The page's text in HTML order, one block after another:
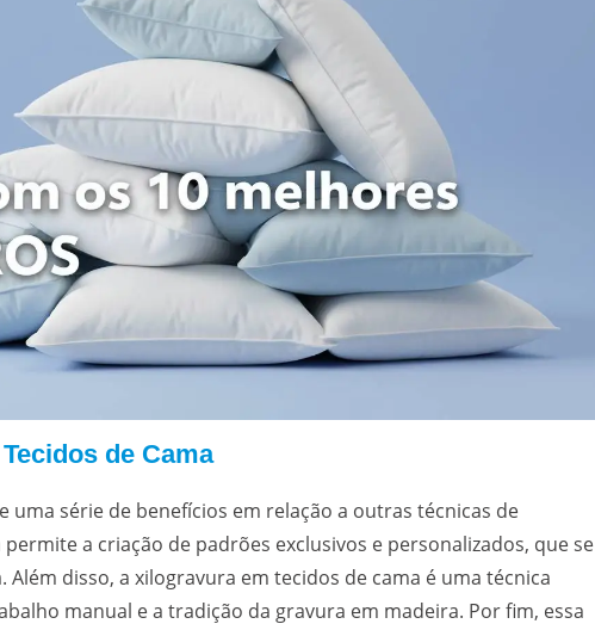
de Cama
uma série de benefícios em relação a outras técnicas de
a criação de padrões exclusivos e personalizados, que se
disso, a xilogravura em tecidos de cama é uma técnica
manual e a tradição da gravura em madeira. Por fim, essa